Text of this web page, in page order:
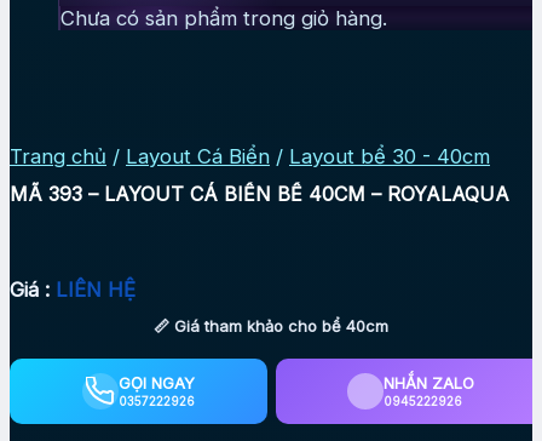
Chưa có sản phẩm trong giỏ hàng.
Trang chủ / Layout Cá Biển / Layout bể 30 - 40cm
MÃ 393 – LAYOUT CÁ BIỂN BỂ 40CM – ROYALAQUA
Giá : LIÊN HỆ
📏 Giá tham khảo cho bể 40cm
GỌI NGAY
0357222926
NHẮN ZALO
0945222926